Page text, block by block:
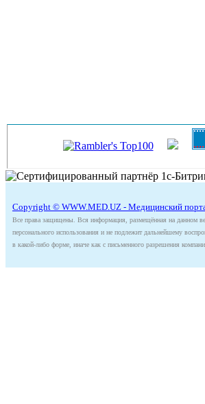
Copyright © WWW.MED.UZ - Медицинский
Все права защищены. Вся информация, размещённая на данном
персонального использования и не подлежит дальнейшему
в какой-либо форме, иначе как с письменного разрешения